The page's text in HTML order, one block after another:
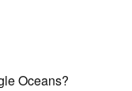
Oceans?